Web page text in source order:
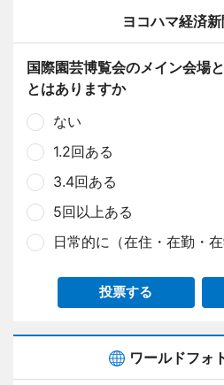
ヨコハマ経済
国際園芸博覧会のメイン会場
とはありますか
ない
1.2回ある
3.4回ある
5回以上ある
日常的に（在住・在勤・在
投票する
ワールドフォ